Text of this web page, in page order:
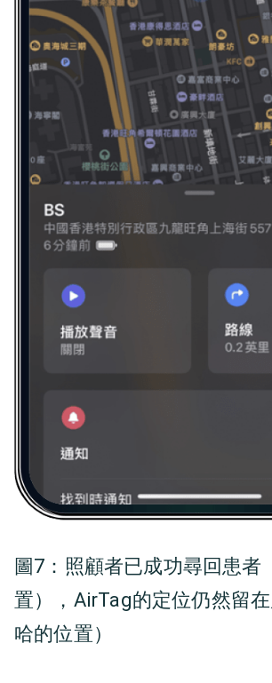
圖7： 照顧者已成功尋回患者
置），AirTag的定位仍然留
哈的位置）